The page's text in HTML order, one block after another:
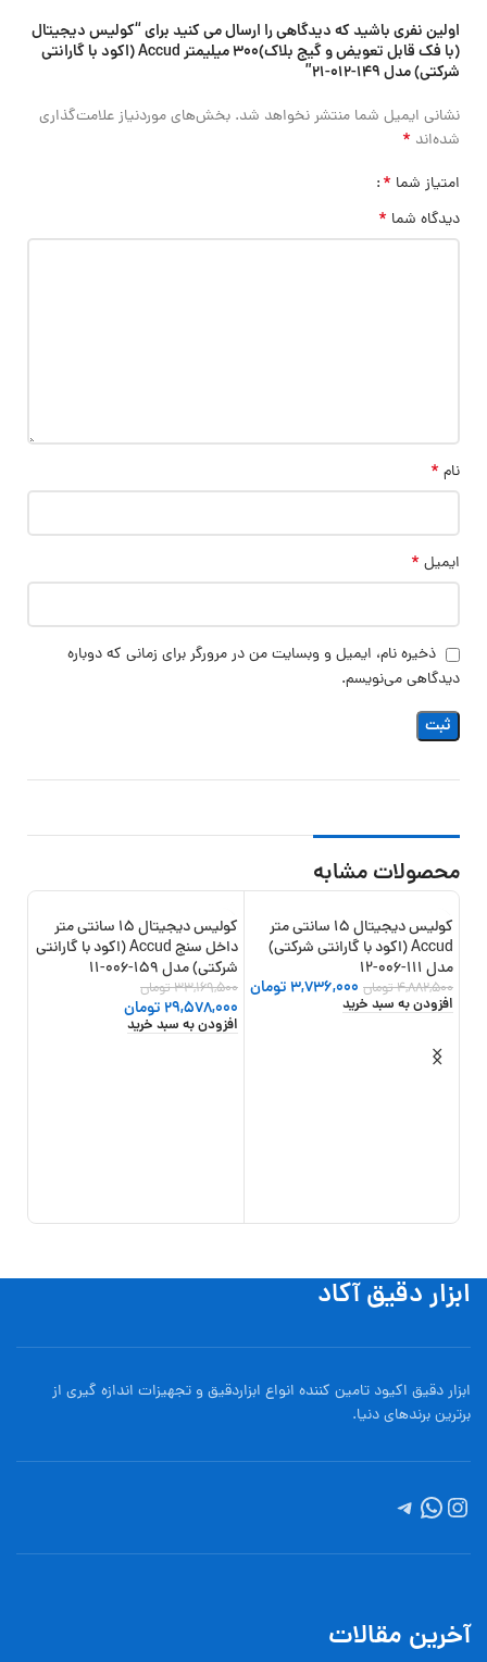
اولین نفری باشید که دیدگاهی را ارسال می کنید برای “کولیس دیجیتال
(با فک قابل تعویض و گیج بلاک)300 میلیمتر Accud (اکود با گارانتی
شرکتی) مدل 149-012-21”
نشانی ایمیل شما منتشر نخواهد شد. بخش‌های موردنیاز علامت‌گذاری
شده‌اند *
امتیاز شما *
دیدگاه شما *
نام *
ایمیل *
ذخیره نام، ایمیل و وبسایت من در مرورگر برای زمانی که دوباره
دیدگاهی می‌نویسم.
محصولات مشابه
-23%
کولیس دیجیتال 15 سانتی متر
Accud (اکود با گارانتی شرکتی)
مدل 111-006-12
4,882,500تومان 3,736,000تومان
افزودن به سبد خرید
-11%
کولیس دیجیتال 15 سانتی متر
داخل سنج Accud (اکود با گارانتی
شرکتی) مدل 159-006-11
33,169,500تومان
29,578,000تومان
افزودن به سبد خرید
ابزار دقیق آکاد
ابزار دقیق اکیود تامین کننده انواع ابزاردقيق و تجهيزات اندازه گیری از
برترین برندهای دنیا.
آخرین مقالات